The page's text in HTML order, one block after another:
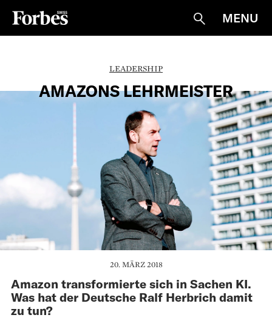
Suche
MENU
LEADERSHIP
AMAZONS LEHRMEISTER
20. MÄRZ 2018
Amazon transformierte sich in Sachen KI.
Was hat der Deutsche Ralf Herbrich damit
zu tun?